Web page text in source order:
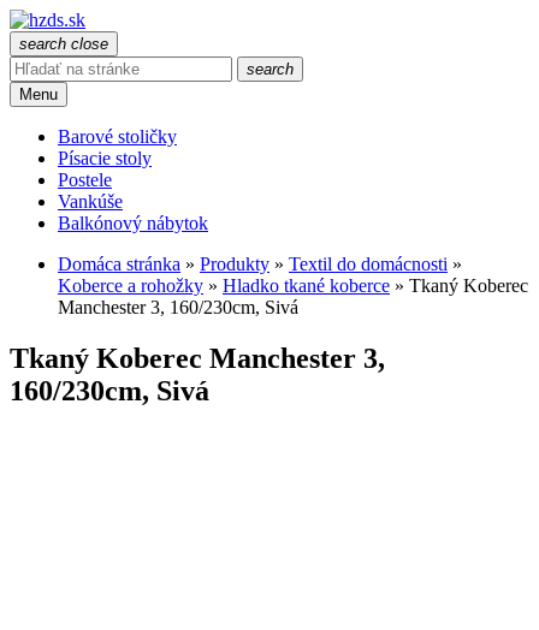
search close
search
Menu
Barové stoličky
Písacie stoly
Postele
Vankúše
Balkónový nábytok
Domáca stránka » Produkty » Textil do domácnosti »
Koberce a rohožky » Hladko tkané koberce » Tkaný Koberec
Manchester 3, 160/230cm, Sivá
Tkaný Koberec Manchester 3,
160/230cm, Sivá